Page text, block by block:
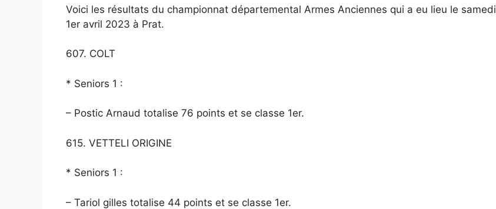
Voici les résultats du championnat départemental Armes Anciennes qui a eu lieu le samedi
1er avril 2023 à Prat.
607. COLT
* Seniors 1 :
– Postic Arnaud totalise 76 points et se classe 1er.
615. VETTELI ORIGINE
* Seniors 1 :
– Tariol gilles totalise 44 points et se classe 1er.